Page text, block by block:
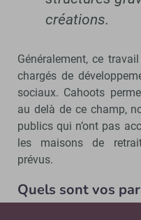
créations.
Généralement, ce
chargés de
sociaux. Cahoots
au delà de ce champ,
publics qui n’ont pas
les maisons de
prévus.
Quels sont vos